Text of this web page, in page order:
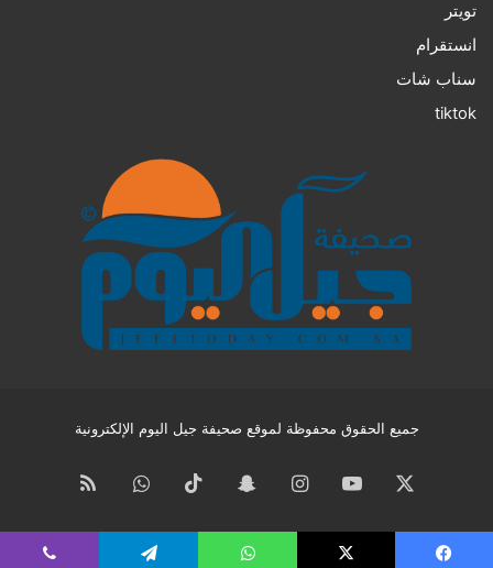
تويتر
انستقرام
سناب شات
tiktok
جميع الحقوق محفوظة لموقع صحيفة جيل اليوم الإلكترونية
‫YouTubeانستقرامسناب
تشات
‫TikTok واتساب
الموقع